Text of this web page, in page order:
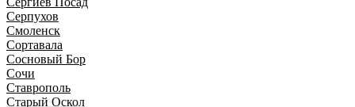
Серпухов
Смоленск
Сортавала
Сосновый Бор
Сочи
Ставрополь
Старый Оскол